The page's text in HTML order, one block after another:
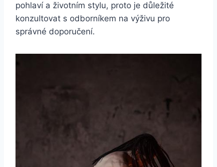
pohlaví a životním stylu, proto je důležité
konzultovat s odborníkem na výživu pro
správné doporučení.